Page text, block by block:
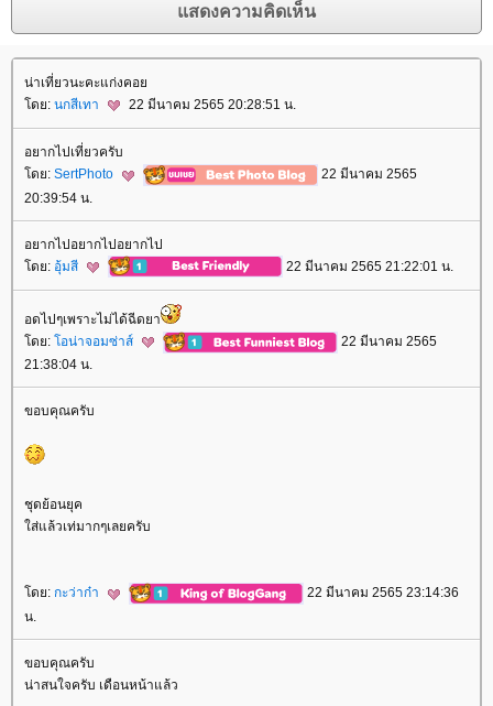
น่าเที่ยวนะคะแก่งคอ
ดย: นกสีเทา 22 มีนาคม 2565 20:28:51 น.
อยากไปเที่ยวครับ
ดย: SertPhoto
22 มีนาคม 2565
20:39:54 น.
อยากไปอยากไปอยากไป
ดย: อุ้มสี 22 มีนาคม 2565 21:22:01 น.
อดไปๆเพราะไม่ได้ฉีดยา
ดย: อน่าจอมซ่าส์
22 มีนาคม 2565
21:38:04 น.
ขอบคุณครับ
ชุดย้อนยุค
ส่แล้วเท่มากๆเลยครับ
ดย: กะว่าก๋า
22 มีนาคม 2565 23:14:36
น.
ขอบคุณครับ
น่าสนใจครับ เดือนหน้าแล้ว